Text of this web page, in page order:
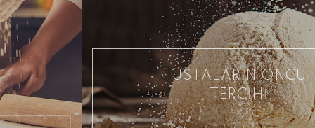
USTALARIN ÖNCÜ
TERCİHİ